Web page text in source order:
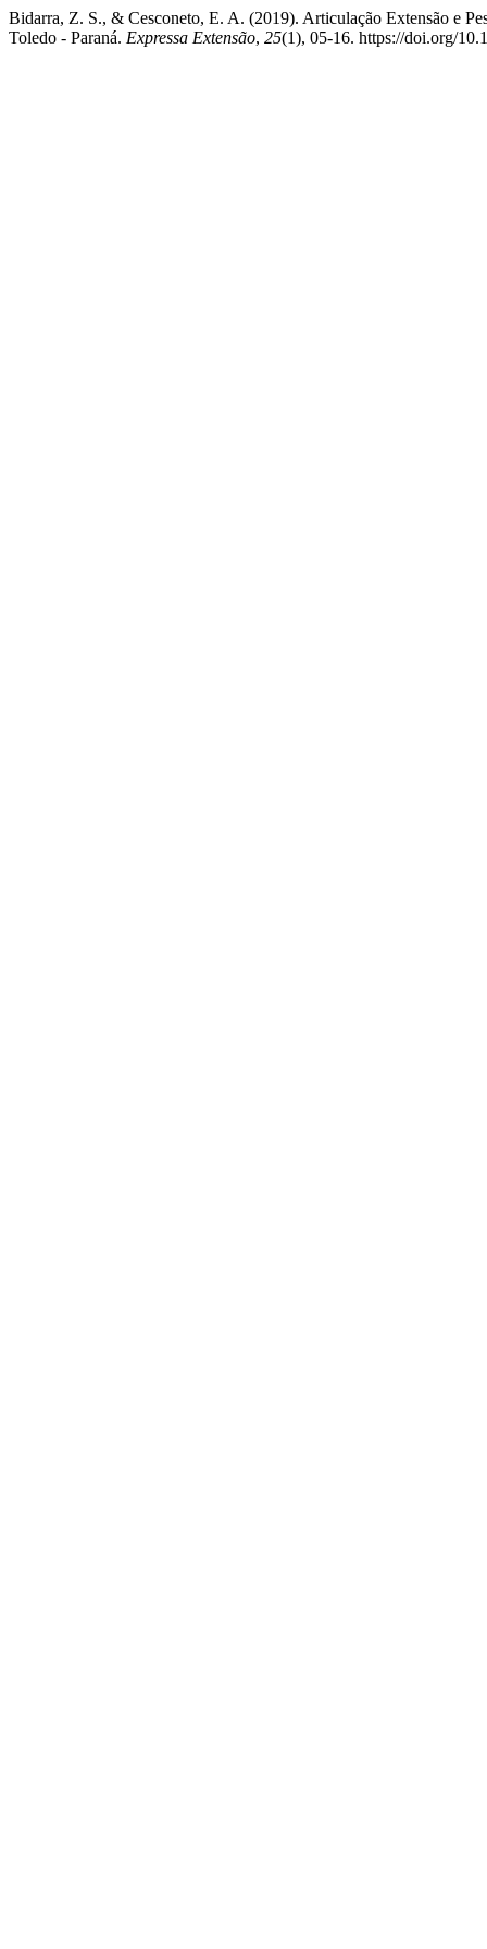
Bidarra, Z. S., & Cesconeto, E. A. (2019). Articulação Extensão e
Toledo - Paraná. Expressa Extensão, 25(1), 05-16. https://doi.org/